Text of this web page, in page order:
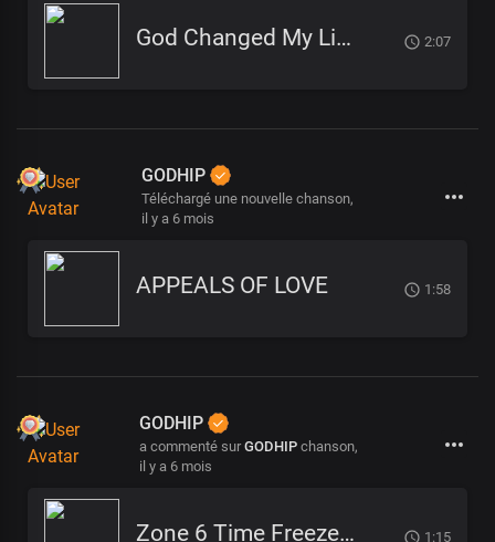
God Changed My Life 2:07
GODHIP
Téléchargé une nouvelle chanson,
il y a 6 mois
APPEALS OF LOVE 1:58
GODHIP
a commenté surGODHIP chanson,
il y a 6 mois
Zone 6 Time Freeze (2) 1:15